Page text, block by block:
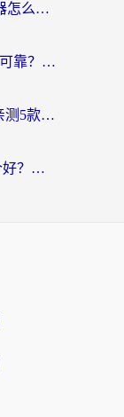
海外党必看：PC VPN+回国加速器怎么选？无缝访问国内资源全攻略
海外党别踩坑！iOS破解版软件不可靠？教你选对回国加速器无缝看国内资源
雷神手游和快喵好用吗？海外党亲测5款回国加速器，附斧牛Bling对比+微信视频号解决办法
海外党纠结ChickCN和小黑牛哪个好？一篇帮你选对回国加速器的实用指南